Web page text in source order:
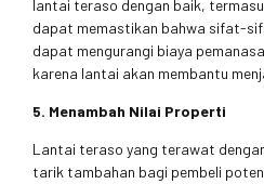
lantai teraso dengan baik,
dapat memastikan bahwa sifat-
dapat mengurangi biaya
karena lantai akan membantu
5. Menambah Nilai Properti
Lantai teraso yang terawat
tarik tambahan bagi pembeli